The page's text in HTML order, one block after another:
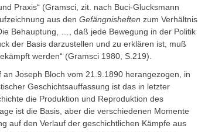
Praxis“ (Gramsci, zit. nach Buci-Glucksmann
aus den Gefängnisheften zum Verhältnis
Behauptung, …, daß jede Bewegung in der Politik
der Basis darzustellen und zu erklären ist, muß
werden“ (Gramsci 1980, S.219).
an Joseph Bloch vom 21.9.1890 herangezogen, in
Geschichtsauffassung ist das in letzter
die Produktion und Reproduktion des
ist die Basis, aber die verschiedenen Momente
auf den Verlauf der geschichtlichen Kämpfe aus